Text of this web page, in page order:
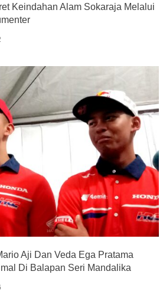
Keindahan Alam Sokaraja Melalui
Aji Dan Veda Ega Pratama
Di Balapan Seri Mandalika